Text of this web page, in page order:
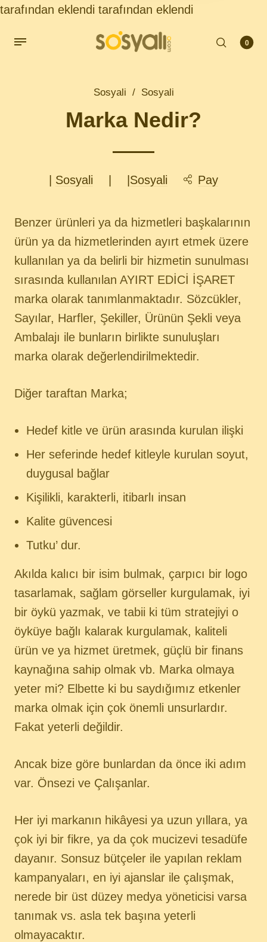
tarafından eklendi tarafından eklendi
0
Sosyali / Sosyali
Marka Nedir?
Sosyali Sosyali Pay
Benzer ürünleri ya da hizmetleri başkalarının
ürün ya da hizmetlerinden ayırt etmek üzere
kullanılan ya da belirli bir hizmetin sunulması
sırasında kullanılan AYIRT EDİCİ İŞARET
marka olarak tanımlanmaktadır. Sözcükler,
Sayılar, Harfler, Şekiller, Ürünün Şekli veya
Ambalajı ile bunların birlikte sunuluşları
marka olarak değerlendirilmektedir.
Diğer taraftan Marka;
Hedef kitle ve ürün arasında kurulan ilişki
Her seferinde hedef kitleyle kurulan soyut,
duygusal bağlar
Kişilikli, karakterli, itibarlı insan
Kalite güvencesi
Tutku’ dur.
Akılda kalıcı bir isim bulmak, çarpıcı bir logo
tasarlamak, sağlam görseller kurgulamak, iyi
bir öykü yazmak, ve tabii ki tüm stratejiyi o
öyküye bağlı kalarak kurgulamak, kaliteli
ürün ve ya hizmet üretmek, güçlü bir finans
kaynağına sahip olmak vb. Marka olmaya
yeter mi? Elbette ki bu saydığımız etkenler
marka olmak için çok önemli unsurlardır.
Fakat yeterli değildir.
Ancak bize göre bunlardan da önce iki adım
var. Önsezi ve Çalışanlar.
Her iyi markanın hikâyesi ya uzun yıllara, ya
çok iyi bir fikre, ya da çok mucizevi tesadüfe
dayanır. Sonsuz bütçeler ile yapılan reklam
kampanyaları, en iyi ajanslar ile çalışmak,
nerede bir üst düzey medya yöneticisi varsa
tanımak vs. asla tek başına yeterli
olmayacaktır.